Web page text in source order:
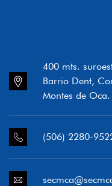
400 mts.
Barrio Dent,
Montes de Oca.
(506) 2280-